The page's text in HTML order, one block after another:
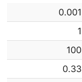
0.001
1
100
0.33